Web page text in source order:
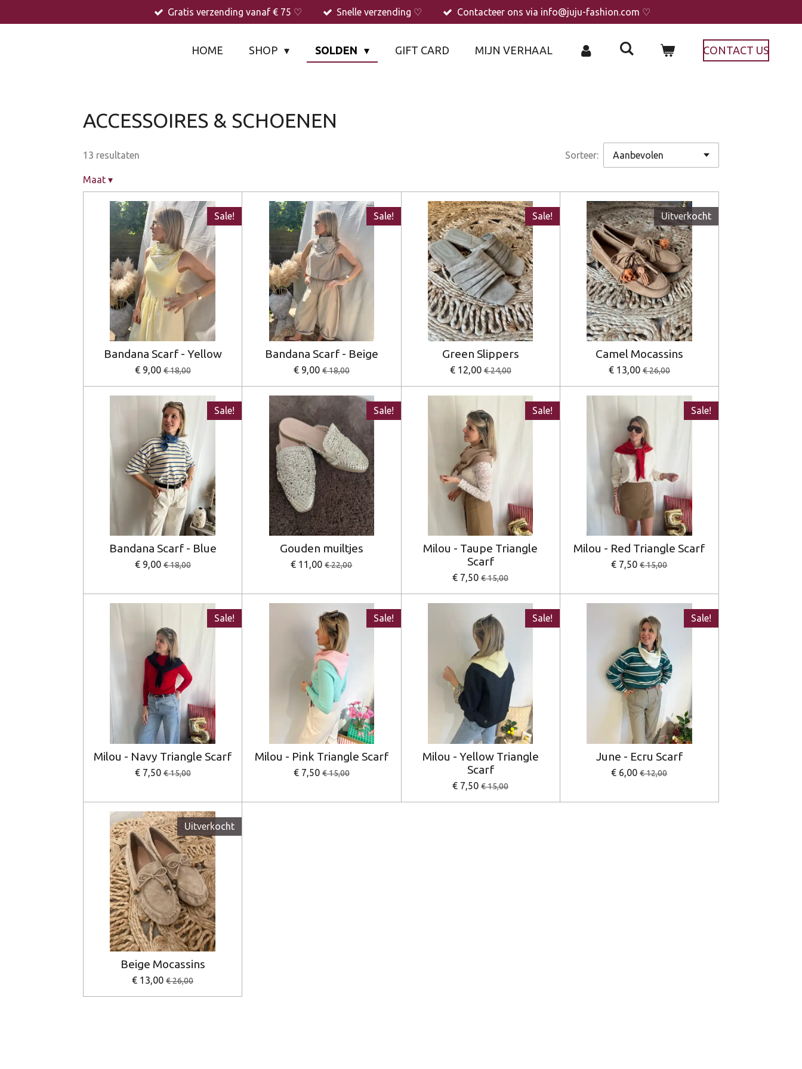
direct
Gratis verzending vanaf € 75 ♡ Snelle verzending ♡ Contacteer ons via info@juju-fashion.com ♡
HOME SHOP SOLDEN GIFT CARD MIJN VERHAAL CONTACT US
ACCESSOIRES & SCHOENEN
13 resultaten Sorteer:
Maat ▾
Sale!
Bandana Scarf - Yellow
€ 9,00 € 18,00
Sale!
Bandana Scarf - Beige
€ 9,00 € 18,00
Sale!
Green Slippers
€ 12,00 € 24,00
Uitverkocht
Camel Mocassins
€ 13,00 € 26,00
Sale!
Bandana Scarf - Blue
€ 9,00 € 18,00
Sale!
Gouden muiltjes
€ 11,00 € 22,00
Sale!
Milou - Taupe Triangle
Scarf
€ 7,50 € 15,00
Sale!
Milou - Red Triangle Scarf
€ 7,50 € 15,00
Sale!
Milou - Navy Triangle Scarf
€ 7,50 € 15,00
Sale!
Milou - Pink Triangle Scarf
€ 7,50 € 15,00
Sale!
Milou - Yellow Triangle
Scarf
€ 7,50 € 15,00
Sale!
June - Ecru Scarf
€ 6,00 € 12,00
Uitverkocht
Beige Mocassins
€ 13,00 € 26,00